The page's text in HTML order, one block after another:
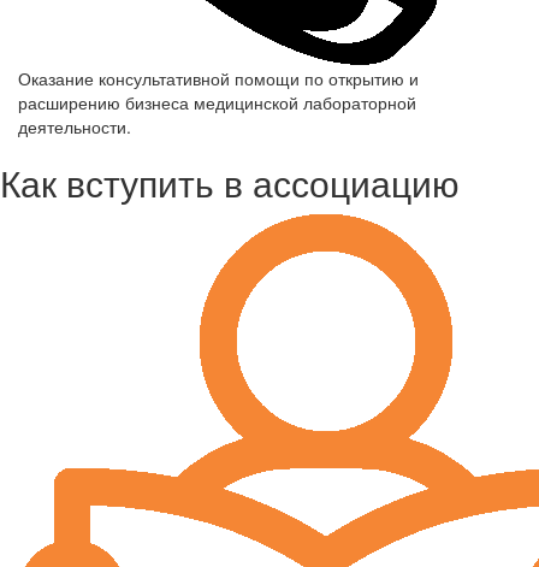
Оказание консультативной помощи по открытию и
расширению бизнеса медицинской лабораторной
деятельности.
Как вступить в ассоциацию